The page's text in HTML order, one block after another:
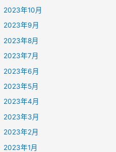
2023年10月
2023年9月
2023年8月
2023年7月
2023年6月
2023年5月
2023年4月
2023年3月
2023年2月
2023年1月